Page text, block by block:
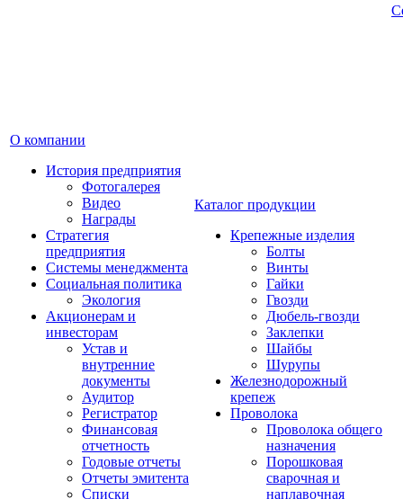
О компании
История предприятия
Фотогалерея
Видео
Награды
Стратегия
предприятия
Системы менеджмента
Социальная политика
Экология
Акционерам и
инвесторам
Устав и
внутренние
документы
Аудитор
Регистратор
Финансовая
отчетность
Годовые отчеты
Отчеты эмитента
Списки
Каталог продукции
Крепежные изделия
Болты
Винты
Гайки
Гвозди
Дюбель-гвозди
Заклепки
Шайбы
Шурупы
Железнодорожный
крепеж
Проволока
Проволока общего
назначения
Порошковая
сварочная и
наплавочная